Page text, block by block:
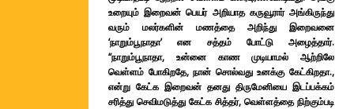
உறையும் இறைவன் பெயர் அறியாத கருவூரார் அங்கிருந்து
வரும் மலர்களின் மணத்தை அறிந்து இறைவனை
‘நாறும்பூநாதா’ என சத்தம் போட்டு அழைத்தார்.
“நாறும்பூநாதா, உன்னை காண முடியாமல் ஆற்றிலே
வெள்ளம் போகிறதே, நான் சொல்வது உனக்கு கேட்கிறதா.,
என்று கேட்க இறைவன் தனது திருமேனியை இடப்பக்கம்
சரித்து செவிமடுத்து கேட்க சித்தர், வெள்ளத்தை நிற்கும்படி